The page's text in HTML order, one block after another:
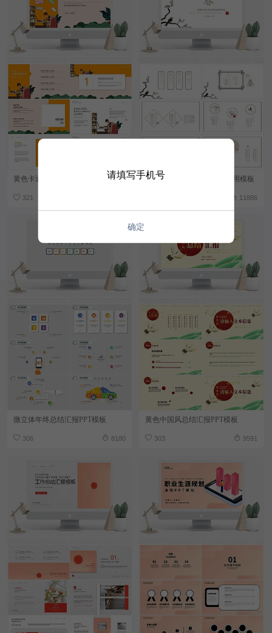
黄色卡通风工作总结汇报PPT模板
321
清新中国风工作总结商务通用模板
11886
微立体年终总结汇报PPT模板
306 8180
黄色中国风总结汇报PPT模板
303 9591
请填写手机号
确定